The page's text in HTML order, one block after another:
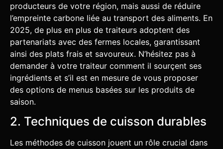
producteurs de votre région, mais aussi de réduire
l’empreinte carbone liée au transport des aliments. En
2025, de plus en plus de traiteurs adoptent des
partenariats avec des fermes locales, garantissant
ainsi des plats frais et savoureux. N’hésitez pas à
demander à votre traiteur comment il sourçent ses
ingrédients et s’il est en mesure de vous proposer
des options de menus basées sur les produits de
saison.
2. Techniques de cuisson durables
Les méthodes de cuisson jouent un rôle crucial dans